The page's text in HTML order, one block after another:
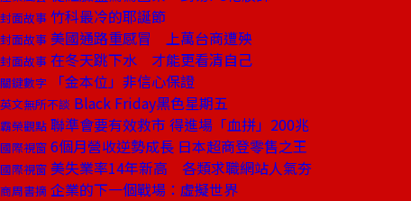
封面故事 竹科最冷的耶誕節
封面故事 美國通路重感冒 上萬台商遭殃
封面故事 在冬天跳下水 才能更看清自己
關鍵數字 「金本位」非信心保證
英文無所不談 Black Friday黑色星期五
霸榮觀點 聯準會要有效救市 得進場「血拼」200兆
國際視窗 6個月營收逆勢成長 日本超商登零售之王
國際視窗 美失業率14年新高 各類求職網站人氣夯
商周書摘 企業的下一個戰場：虛擬世界